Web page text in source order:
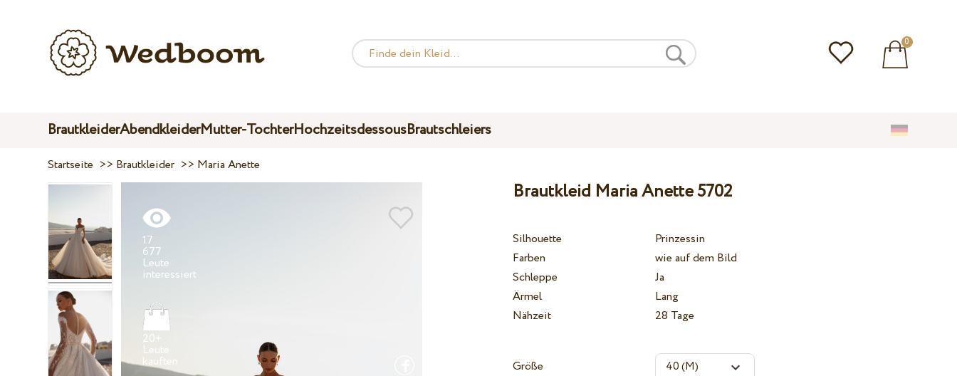
0
BrautkleiderAbendkleiderMutter-TochterHochzeitsdessousBrautschleiers
Startseite >> Brautkleider >> Maria Anette
17
677
Leute
20+
Leute
Brautkleid Maria Anette 5702
Silhouette
Prinzessin
Farben
wie auf dem Bild
Schleppe
Ja
Ärmel
Lang
Nähzeit
28 Tage
Größe